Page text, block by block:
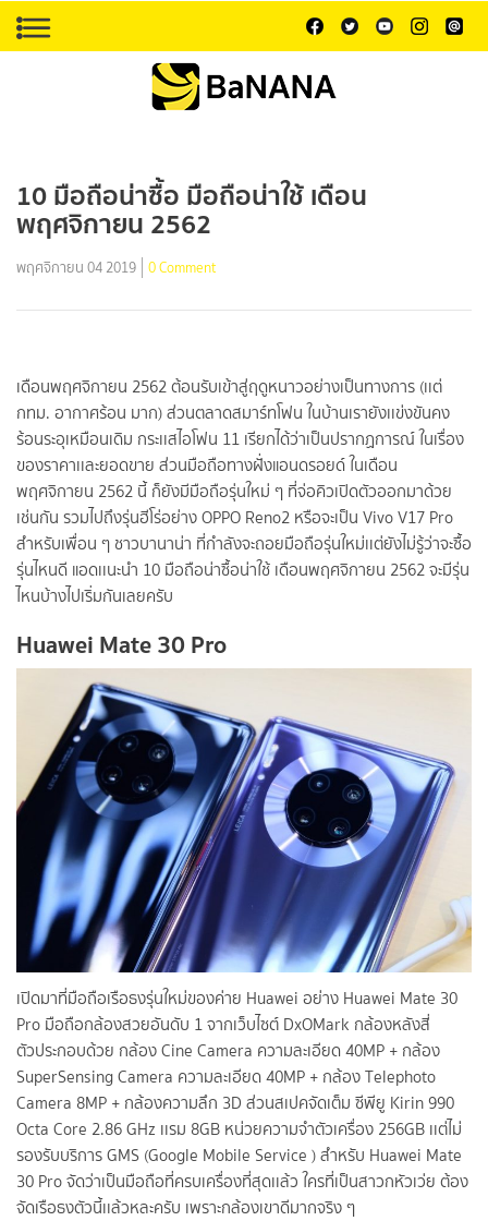
10 มือถือน่าซื้อ มือถือน่าใช้ เดือน
พฤศจิกายน 2562
พฤศจิกายน 04 2019 0 Comment
เดือนพฤศจิกายน 2562 ต้อนรับเข้าสู่ฤดูหนาวอย่างเป็นทางการ (เเต่
กทม. อากาศร้อน มาก) ส่วนตลาดสมาร์ทโฟน ในบ้านเรายังเเข่งขันคง
ร้อนระอุเหมือนเดิม กระเเสไอโฟน 11 เรียกได้ว่าเป็นปรากฏการณ์ ในเรื่อง
ของราคาเเละยอดขาย ส่วนมือถือทางฝั่งแอนดรอยด์ ในเดือน
พฤศจิกายน 2562 นี้ ก็ยังมีมือถือรุ่นใหม่ ๆ ที่จ่อคิวเปิดตัวออกมาด้วย
เช่นกัน รวมไปถึงรุ่นฮีโร่อย่าง OPPO Reno2 หรือจะเป็น Vivo V17 Pro
สำหรับเพื่อน ๆ ชาวบานาน่า ที่กำลังจะถอยมือถือรุ่นใหม่เเต่ยังไม่รู้ว่าจะซื้อ
รุ่นไหนดี แอดเเนะนำ 10 มือถือน่าซื้อน่าใช้ เดือนพฤศจิกายน 2562 จะมีรุ่น
ไหนบ้างไปเริ่มกันเลยครับ
Huawei Mate 30 Pro
เปิดมาที่มือถือเรือธงรุ่นใหม่ของค่าย Huawei อย่าง Huawei Mate 30
Pro มือถือกล้องสวยอันดับ 1 จากเว็บไซต์ DxOMark กล้องหลังสี่
ตัวประกอบด้วย กล้อง Cine Camera ความละเอียด 40MP + กล้อง
SuperSensing Camera ความละเอียด 40MP + กล้อง Telephoto
Camera 8MP + กล้องความลึก 3D ส่วนสเปคจัดเต็ม ซีพียู Kirin 990
Octa Core 2.86 GHz เเรม 8GB หน่วยความจำตัวเครื่อง 256GB เเต่ไม่
รองรับบริการ GMS (Google Mobile Service ) สำหรับ Huawei Mate
30 Pro จัดว่าเป็นมือถือที่ครบเครื่องที่สุดเเล้ว ใครที่เป็นสาวกหัวเว่ย ต้อง
จัดเรือธงตัวนี้เเล้วหละครับ เพราะกล้องเขาดีมากจริง ๆ